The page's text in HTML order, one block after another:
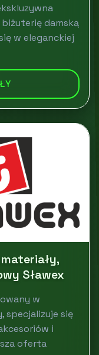
damską
w eleganckiej
Sławex
w
specjalizuje się
i
oferta